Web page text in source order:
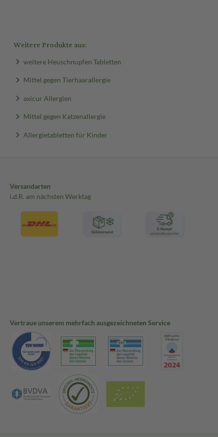
Weitere Produkte aus:
weitere Heuschnupfen Tabletten
Mittel gegen Tierhaarallergie
axicur Allergien
Mittel gegen Katzenallergie
Allergietabletten für Kinder
Versandarten
i.d.R. am nächsten Werktag
Vertraue unserem mehrfach ausgezeichneten Service